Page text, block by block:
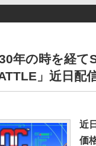
30年の時を経
」近日配
近
価